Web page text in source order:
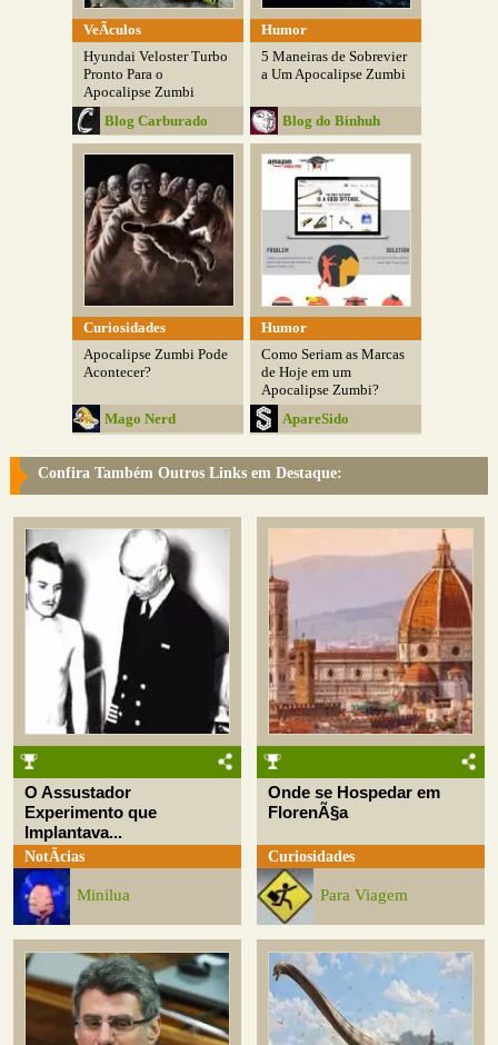
VeÃ­culos
Hyundai Veloster Turbo
Pronto Para o
Apocalipse Zumbi
Blog Carburado
Humor
5 Maneiras de Sobrevier
a Um Apocalipse Zumbi
Blog do Binhuh
Curiosidades
Apocalipse Zumbi Pode
Acontecer?
Mago Nerd
Humor
Como Seriam as Marcas
de Hoje em um
Apocalipse Zumbi?
ApareSido
Confira Também Outros Links em Destaque:
O Assustador
Experimento que
Implantava...
NotÃ­cias
Minilua
Onde se Hospedar em
FlorenÃ§a
Curiosidades
Para Viagem